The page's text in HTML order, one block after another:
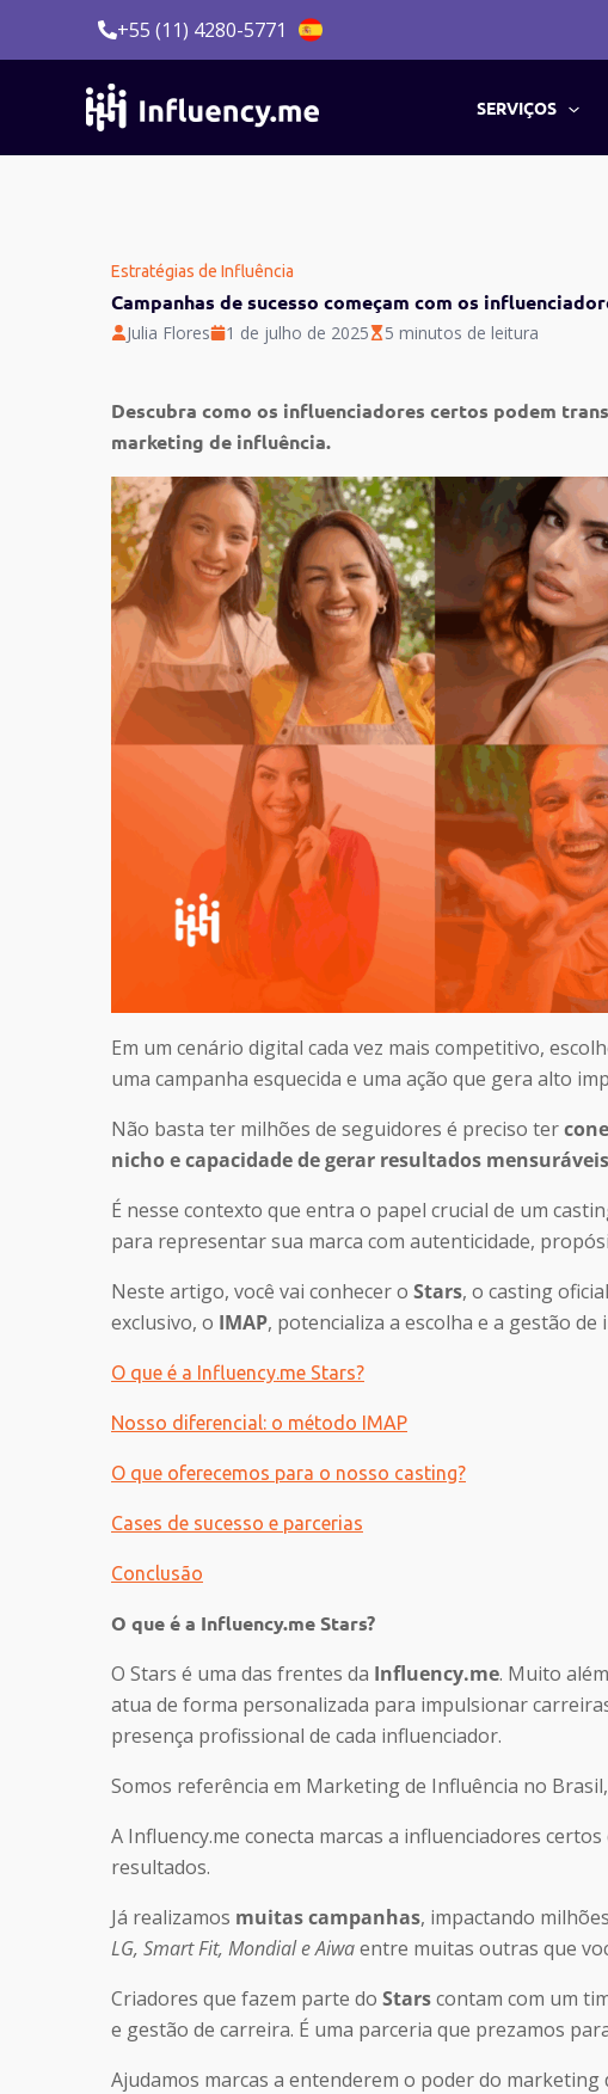
+55 (11) 4280-5771
SERVIÇOS
Estratégias de Influência
Campanhas de sucesso começam com os
Julia Flores 1 de julho de 2025 5 minutos de leitura
Descubra como os influenciadores certos podem
marketing de influência.
Em um cenário digital cada vez mais competitivo,
uma campanha esquecida e uma ação que gera alto
Não basta ter milhões de seguidores é preciso ter
nicho e capacidade de gerar resultados
É nesse contexto que entra o papel crucial de um
para representar sua marca com autenticidade,
Neste artigo, você vai conhecer o Stars, o casting
exclusivo, o IMAP, potencializa a escolha e a gestão
O que é a Influency.me Stars?
Nosso diferencial: o método IMAP
O que oferecemos para o nosso casting?
Cases de sucesso e parcerias
Conclusão
O que é a Influency.me Stars?
O Stars é uma das frentes da Influency.me. Muito
atua de forma personalizada para impulsionar
presença profissional de cada influenciador.
Somos referência em Marketing de Influência no Brasil,
A Influency.me conecta marcas a influenciadores
resultados.
Já realizamos muitas campanhas, impactando
LG, Smart Fit, Mondial e Aiwaentre muitas outras que
Criadores que fazem parte do Starscontam com um
e gestão de carreira. É uma parceria que prezamos
Ajudamos marcas a entenderem o poder do